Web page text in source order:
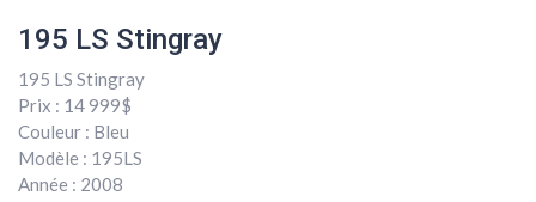
195 LS Stingray
195 LS Stingray
Prix : 14 999$
Couleur : Bleu
Modèle : 195LS
Année : 2008